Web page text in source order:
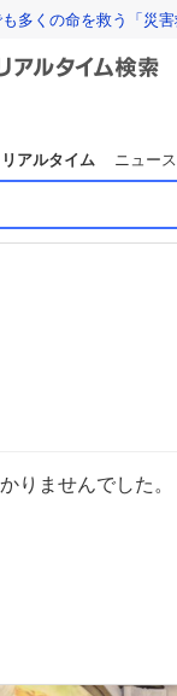
も多くの命を救う「災
リアルタイム ニュース
りませんでした。